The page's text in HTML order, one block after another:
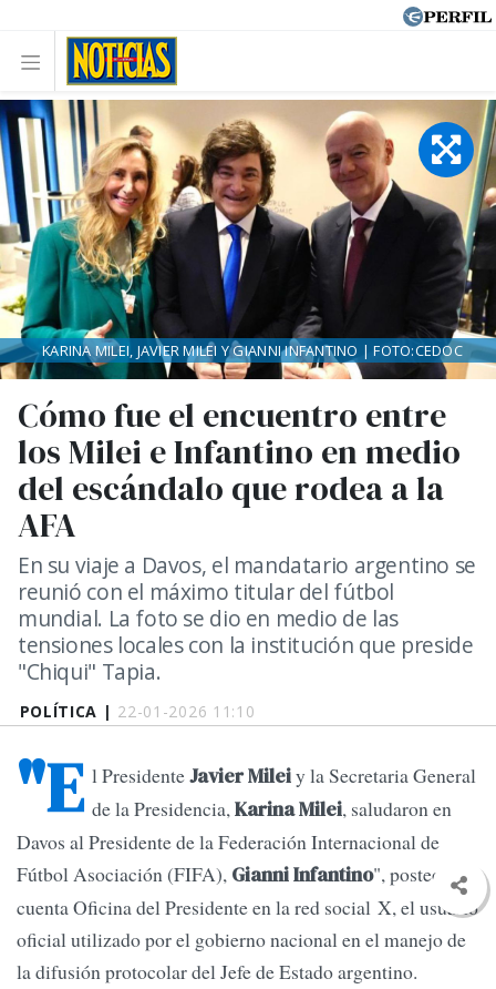
POLÍTICA | 22-01-2026 11:10
Cómo fue el encuentro entre
los Milei e Infantino en medio
del escándalo que rodea a la
AFA
En su viaje a Davos, el mandatario argentino se
reunió con el máximo titular del fútbol
mundial. La foto se dio en medio de las
tensiones locales con la institución que preside
"Chiqui" Tapia.
KARINA MILEI, JAVIER MILEI Y GIANNI INFANTINO | FOTO:CEDOC
"E l PresidenteJavier Mileiy la Secretaria General
de la Presidencia,Karina Milei, saludaron en
Davos al Presidente de la Federación Internacional de
Fútbol Asociación (FIFA), Gianni Infantino", posteo la
cuenta Oficina del Presidente en la red social X, el usuario
oficial utilizado por el gobierno nacional en el manejo de
la difusión protocolar del Jefe de Estado argentino.